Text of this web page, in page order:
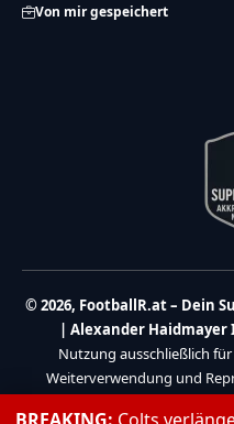
Von mir gespeichert
© 2026, FootballR.at – Dein
| Alexander
Nutzung ausschließlich
Weiterverwendung und